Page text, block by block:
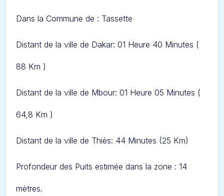
Dans la Commune de : Tassette
Distant de la ville de Dakar: 01 Heure 40 Minutes (
88 Km )
Distant de la ville de Mbour: 01 Heure 05 Minutes (
64,8 Km )
Distant de la ville de Thiès: 44 Minutes (25 Km)
Profondeur des Puits estimée dans la zone : 14
mètres.